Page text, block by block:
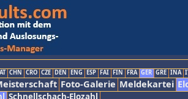
CHN CRO CZE DEN ENG ESP FAI FIN FRA GER GRE INA
Foto-Galerie Meldekartei
Schnellschach-Elozahl